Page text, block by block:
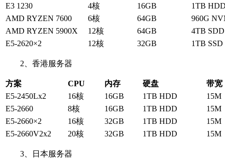
E3 1230
4核 16GB
1TB
AMD RYZEN 7600
6核 64GB
960G
AMD RYZEN 5900X
12核 64GB
4TB SDD
E5-2620×2
12核 32GB 1TB SSD
2、香港服务器
方案 CPU 内存 硬盘
带宽
E5-2450Lx2
16核 16GB 1TB HDD
15M
E5-2660
8核 16GB 1TB HDD
15M
E5-2660×2
16核 32GB 1TB HDD
15M
E5-2660V2x2
20核 32GB 1TB HDD 15M
3、日本服务器